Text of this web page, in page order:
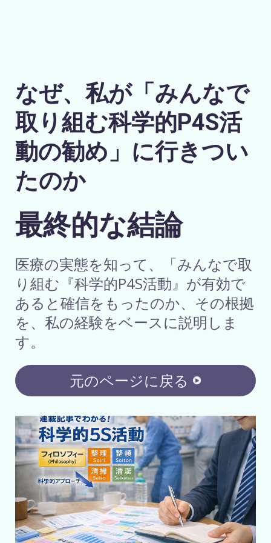
なぜ、私が「みんなで
取り組む科学的P4S活
動の勧め」に行きつい
たのか
最終的な結論
医療の実態を知って、「みんなで取
り組む『科学的P4S活動』が有効で
あると確信をもったのか、その根拠
を、私の経験をベースに説明しま
す。
元のページに戻る